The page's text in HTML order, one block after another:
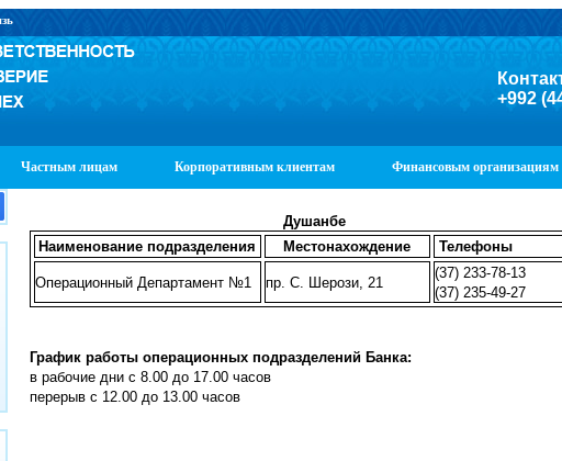
+992
Частным лицам Корпоративным клиентам Финансовым организациям
Душанбе
Наименование подразделения
Местонахождение Телефоны
Операционный Департамент №1 пр. С. Шерози, 21
(37) 233-78-13
(37) 235-49-27
График работы операционных подразделений Банка:
в рабочие дни с 8.00 до 17.00 часов
перерыв с 12.00 до 13.00 часов